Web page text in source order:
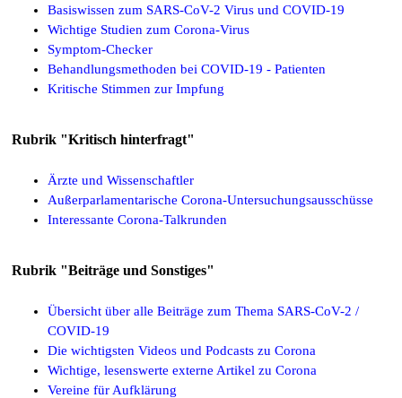
Basiswissen zum SARS-CoV-2 Virus und COVID-19
Wichtige Studien zum Corona-Virus
Symptom-Checker
Behandlungsmethoden bei COVID-19 - Patienten
Kritische Stimmen zur Impfung
Rubrik "Kritisch hinterfragt"
Ärzte und Wissenschaftler
Außerparlamentarische Corona-Untersuchungsausschüsse
Interessante Corona-Talkrunden
Rubrik "Beiträge und Sonstiges"
Übersicht über alle Beiträge zum Thema SARS-CoV-2 /
COVID-19
Die wichtigsten Videos und Podcasts zu Corona
Wichtige, lesenswerte externe Artikel zu Corona
Vereine für Aufklärung